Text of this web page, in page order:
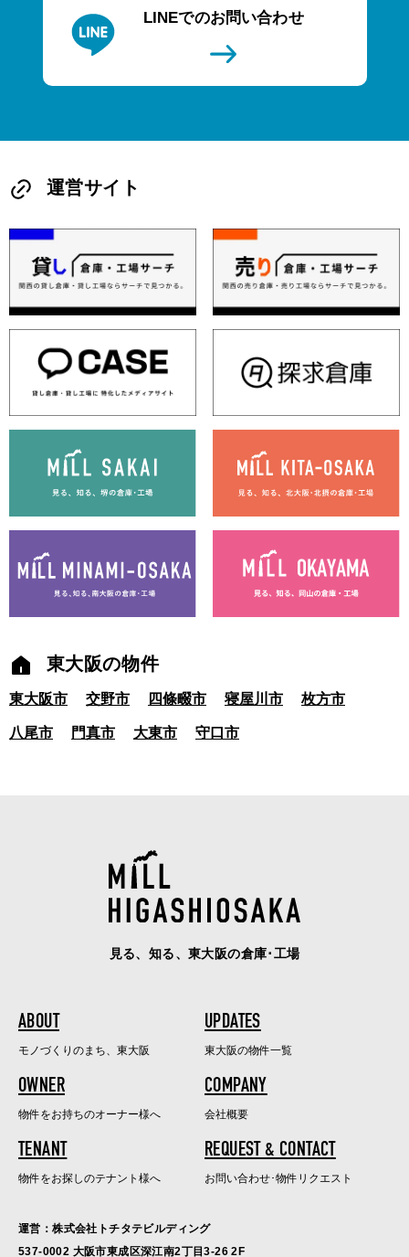
LINEでのお問い合わせ
運営サイト
東大阪の物件
東大阪市 交野市 四條畷市 寝屋川市 枚方市
八尾市 門真市 大東市 守口市
見る、知る、東大阪の倉庫･工場
ABOUT
モノづくりのまち、東大阪
UPDATES
東大阪の物件一覧
OWNER
物件をお持ちのオーナー様へ
COMPANY
会社概要
TENANT
物件をお探しのテナント様へ
REQUEST & CONTACT
お問い合わせ･物件リクエスト
運営：株式会社トチタテビルディング
537-0002 大阪市東成区深江南2丁目3-26 2F